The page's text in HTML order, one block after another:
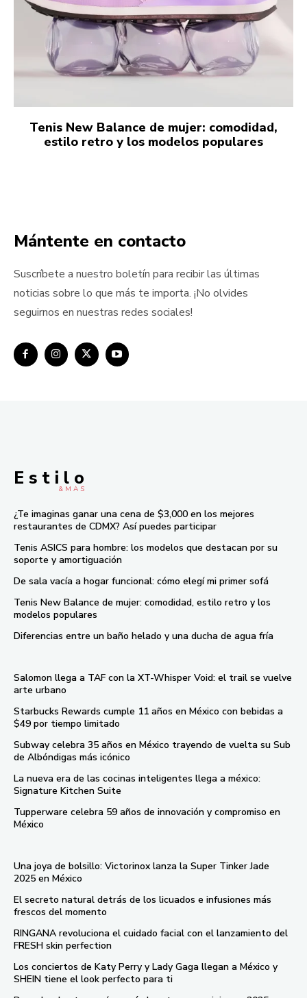
Tenis New Balance de mujer: comodidad,
estilo retro y los modelos populares
Mántente en contacto
Suscríbete a nuestro boletín para recibir las últimas
noticias sobre lo que más te importa. ¡No olvides
seguirnos en nuestras redes sociales!
E s t i l o
& M À S
¿Te imaginas ganar una cena de $3,000 en los mejores
restaurantes de CDMX? Así puedes participar
Tenis ASICS para hombre: los modelos que destacan por su
soporte y amortiguación
De sala vacía a hogar funcional: cómo elegí mi primer sofá
Tenis New Balance de mujer: comodidad, estilo retro y los
modelos populares
Diferencias entre un baño helado y una ducha de agua fría
Salomon llega a TAF con la XT-Whisper Void: el trail se vuelve
arte urbano
Starbucks Rewards cumple 11 años en México con bebidas a
$49 por tiempo limitado
Subway celebra 35 años en México trayendo de vuelta su Sub
de Albóndigas más icónico
La nueva era de las cocinas inteligentes llega a méxico:
Signature Kitchen Suite
Tupperware celebra 59 años de innovación y compromiso en
México
Una joya de bolsillo: Victorinox lanza la Super Tinker Jade
2025 en México
El secreto natural detrás de los licuados e infusiones más
frescos del momento
RINGANA revoluciona el cuidado facial con el lanzamiento del
FRESH skin perfection
Los conciertos de Katy Perry y Lady Gaga llegan a México y
SHEIN tiene el look perfecto para ti